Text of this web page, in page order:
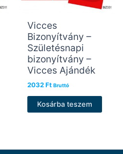
Vicces
Bizonyítvány –
Születésnapi
bizonyítvány –
Vicces Ajándék
2032Ft Bruttó
Kosárba teszem